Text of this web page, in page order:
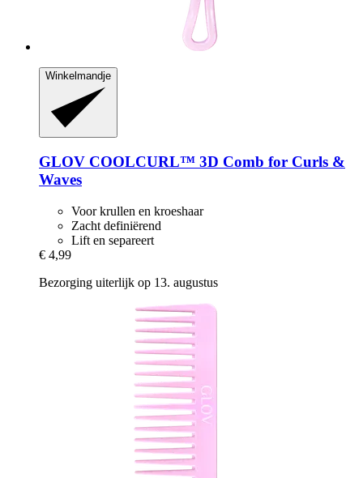
Winkelmandje
GLOV COOLCURL™ 3D Comb for Curls &
Waves
Voor krullen en kroeshaar
Zacht definiërend
Lift en separeert
€ 4,99
Bezorging uiterlijk op 13. augustus